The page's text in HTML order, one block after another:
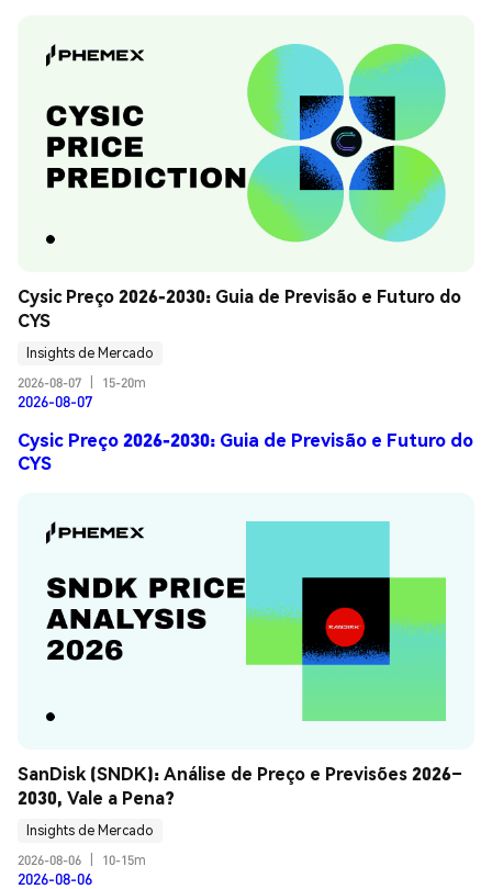
Cysic Preço 2026-2030: Guia de Previsão e Futuro do
CYS
Insights de Mercado
2026-08-07
15-20m
2026-08-07
Cysic Preço 2026-2030: Guia de Previsão e Futuro do
CYS
SanDisk (SNDK): Análise de Preço e Previsões 2026–
2030, Vale a Pena?
Insights de Mercado
2026-08-06
10-15m
2026-08-06